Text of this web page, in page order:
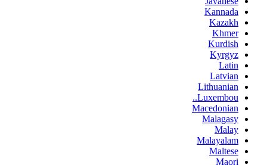
Kannada
Kazakh
Khmer
Kurdish
Kyrgyz
Latin
Latvian
Lithuanian
Luxembou..
Macedonian
Malagasy
Malay
Malayalam
Maltese
Maori